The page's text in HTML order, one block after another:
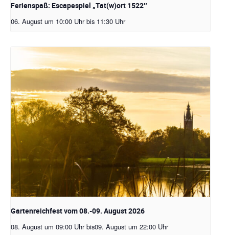
Ferienspaß: Escapespiel „Tat(w)ort 1522″
06. August um 10:00 Uhr bis 11:30 Uhr
Gartenreichfest vom 08.-09. August 2026
08. August um 09:00 Uhr bis09. August um 22:00 Uhr